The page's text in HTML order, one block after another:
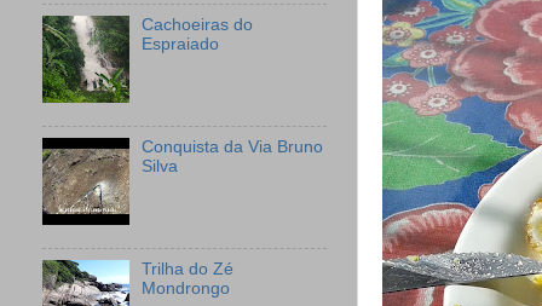
Cachoeiras do
Espraiado
Conquista da Via Bruno
Silva
Trilha do Zé
Mondrongo